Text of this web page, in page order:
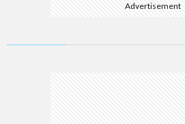
Advertisement